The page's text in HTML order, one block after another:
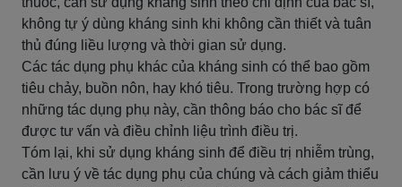
không tự ý dùng kháng sinh khi không cần thiết và tuân
thủ đúng liều lượng và thời gian sử dụng.
Các tác dụng phụ khác của kháng sinh có thể bao gồm
tiêu chảy, buồn nôn, hay khó tiêu. Trong trường hợp có
những tác dụng phụ này, cần thông báo cho bác sĩ để
được tư vấn và điều chỉnh liệu trình điều trị.
Tóm lại, khi sử dụng kháng sinh để điều trị nhiễm trùng,
cần lưu ý về tác dụng phụ của chúng và cách giảm thiểu